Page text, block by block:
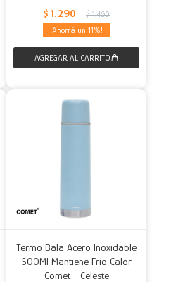
$ 1.290 $ 1.460
11
Termo Bala Acero Inoxidable
500Ml Mantiene Frío Calor
Comet - Celeste